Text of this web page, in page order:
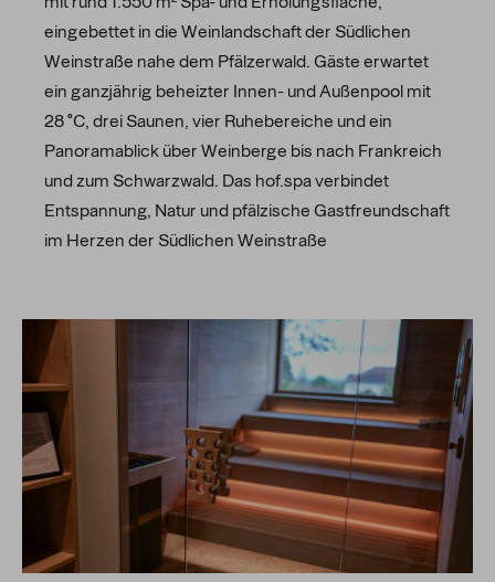
eingebettet in die Weinlandschaft der Südlichen
Weinstraße nahe dem Pfälzerwald. Gäste erwartet
ein ganzjährig beheizter Innen- und Außenpool mit
28 °C, drei Saunen, vier Ruhebereiche und ein
Panoramablick über Weinberge bis nach Frankreich
und zum Schwarzwald. Das hof.spa verbindet
Entspannung, Natur und pfälzische Gastfreundschaft
im Herzen der Südlichen Weinstraße